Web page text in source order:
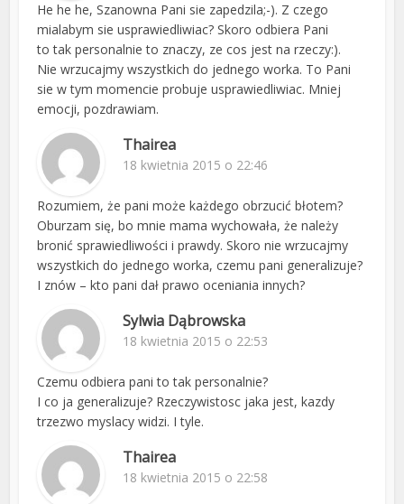
He he he, Szanowna Pani sie zapedzila;-). Z czego
mialabym sie usprawiedliwiac? Skoro odbiera Pani
to tak personalnie to znaczy, ze cos jest na rzeczy:).
Nie wrzucajmy wszystkich do jednego worka. To Pani
sie w tym momencie probuje usprawiedliwiac. Mniej
emocji, pozdrawiam.
Thairea
18 kwietnia 2015 o 22:46
Rozumiem, że pani może każdego obrzucić błotem?
Oburzam się, bo mnie mama wychowała, że należy
bronić sprawiedliwości i prawdy. Skoro nie wrzucajmy
wszystkich do jednego worka, czemu pani generalizuje?
I znów – kto pani dał prawo oceniania innych?
Sylwia Dąbrowska
18 kwietnia 2015 o 22:53
Czemu odbiera pani to tak personalnie?
I co ja generalizuje? Rzeczywistosc jaka jest, kazdy
trzezwo myslacy widzi. I tyle.
Thairea
18 kwietnia 2015 o 22:58